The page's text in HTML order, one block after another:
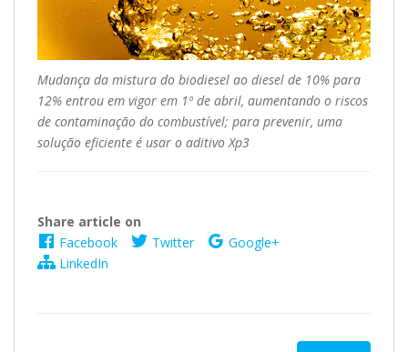
Mudança da mistura do biodiesel ao diesel de 10% para
12% entrou em vigor em 1º de abril, aumentando o riscos
de contaminação do combustível; para prevenir, uma
solução eficiente é usar o aditivo Xp3
Share article on
Facebook
Twitter
Google+
LinkedIn